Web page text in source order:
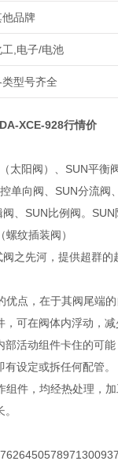
他品牌
工,电子/电池
类型号齐全
XCE-928行情价
太阳阀）、SUN平衡
单向阀、SUN分流阀
、SUN比例阀。
纹插装阀）
之先河，提供超群的
优点，在于其阀尾端
，可在阀体内浮动，
部活动组件卡住的可
设定或拆任何配管。
组件，均经热处理，加